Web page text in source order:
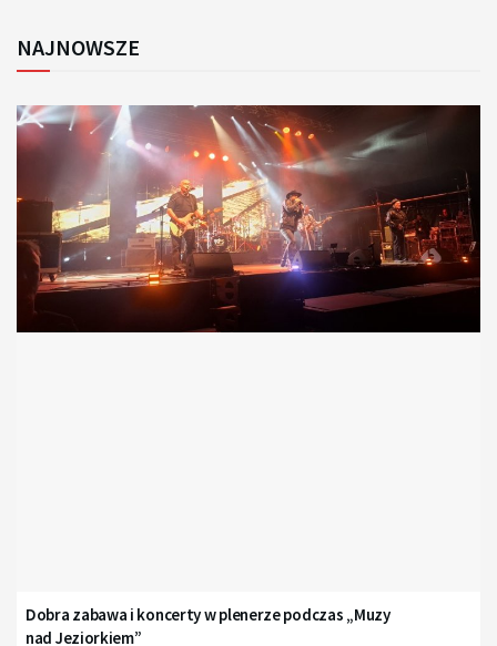
NAJNOWSZE
Dobra zabawa i koncerty w plenerze podczas „Muzy
nad Jeziorkiem”